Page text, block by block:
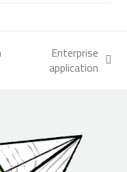
articolo
Enterprise
application